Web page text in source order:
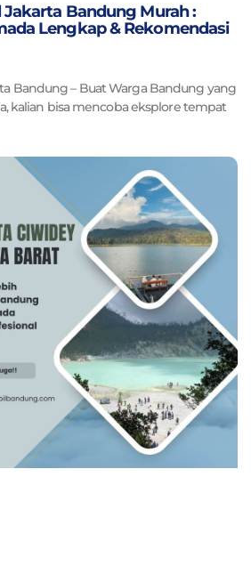
Jakarta Bandung Murah :
Lengkap & Rekomendasi
Bandung – Buat Warga Bandung yang
kalian bisa mencoba eksplore tempat